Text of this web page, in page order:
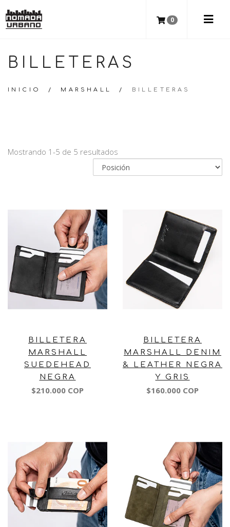
0
BILLETERAS
INICIO / MARSHALL / BILLETERAS
Mostrando 1-5 de 5 resultados
BILLETERA
MARSHALL
SUEDEHEAD
NEGRA
$210.000 COP
BILLETERA
MARSHALL DENIM
& LEATHER NEGRA
Y GRIS
$160.000 COP